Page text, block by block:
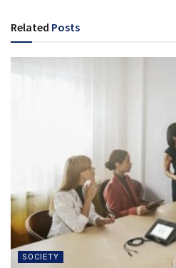
Related Posts
SOCIETY